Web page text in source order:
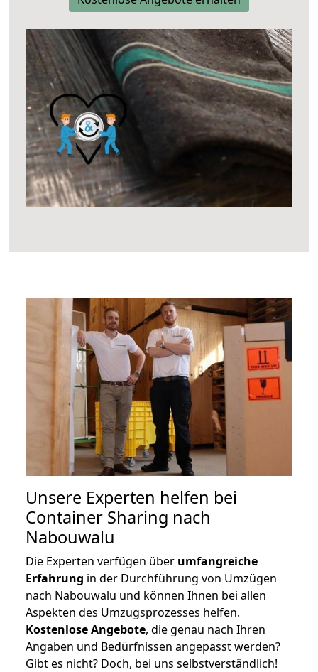
Unsere Experten helfen bei
Container Sharing nach
Nabouwalu
Die Experten verfügen über umfangreiche
Erfahrung in der Durchführung von Umzügen
nach Nabouwalu und können Ihnen bei allen
Aspekten des Umzugsprozesses helfen.
Kostenlose Angebote, die genau nach Ihren
Angaben und Bedürfnissen angepasst werden?
Gibt es nicht? Doch, bei uns selbstverständlich!